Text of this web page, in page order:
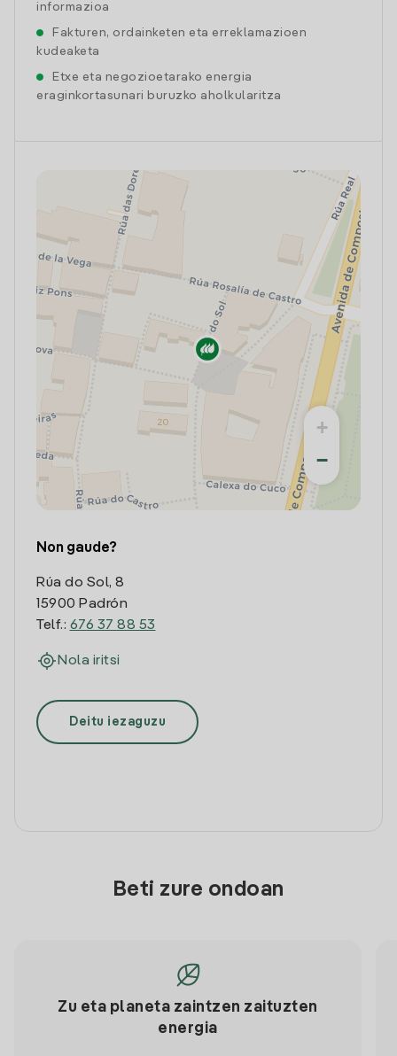
informazioa
Fakturen, ordainketen eta erreklamazioen
kudeaketa
Etxe eta negozioetarako energia
eraginkortasunari buruzko aholkularitza
+
−
Non gaude?
Rúa do Sol, 8
15900 Padrón
Telf.: 676 37 88 53
Nola iritsi
Deitu iezaguzu
Beti zure ondoan
Zu eta planeta zaintzen zaituzten
energia